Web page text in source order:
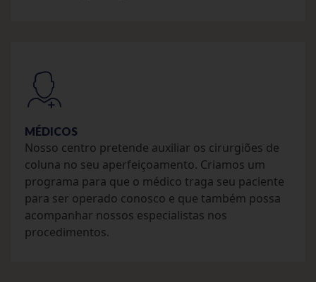
MÉDICOS
Nosso centro pretende auxiliar os cirurgiões de
coluna no seu aperfeiçoamento. Criamos um
programa para que o médico traga seu paciente
para ser operado conosco e que também possa
acompanhar nossos especialistas nos
procedimentos.